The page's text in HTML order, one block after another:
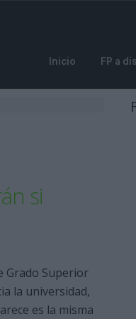
Inicio FP a
si
Grado Superior
la universidad,
es la misma